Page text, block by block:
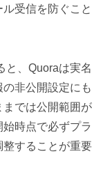
受信を防ぐこと
と、Quoraは実名
非公開設定にも
では公開範囲が
時点で必ずプラ
することが重要